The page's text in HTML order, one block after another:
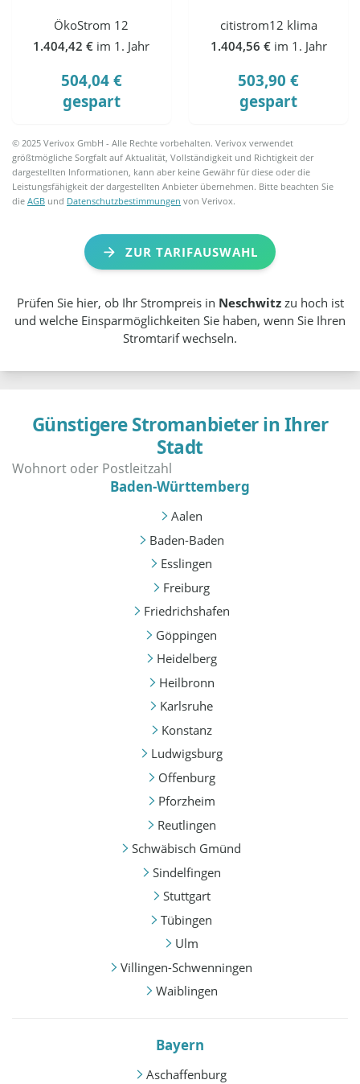
ÖkoStrom 12
1.404,42 € im 1. Jahr
504,04 €
gespart
citistrom12 klima
1.404,56 € im 1. Jahr
503,90 €
gespart
© 2025 Verivox GmbH - Alle Rechte vorbehalten. Verivox verwendet
größtmögliche Sorgfalt auf Aktualität, Vollständigkeit und Richtigkeit der
dargestellten Informationen, kann aber keine Gewähr für diese oder die
Leistungsfähigkeit der dargestellten Anbieter übernehmen. Bitte beachten Sie
dieAGB und Datenschutzbestimmungen von Verivox.
ZUR TARIFAUSWAHL
Prüfen Sie hier, ob Ihr Strompreis in Neschwitzzu hoch ist
und welche Einsparmöglichkeiten Sie haben, wenn Sie Ihren
Stromtarif wechseln.
Günstigere Stromanbieter in Ihrer
Stadt
Baden-Württemberg
Aalen
Baden-Baden
Esslingen
Freiburg
Friedrichshafen
Göppingen
Heidelberg
Heilbronn
Karlsruhe
Konstanz
Ludwigsburg
Offenburg
Pforzheim
Reutlingen
Schwäbisch Gmünd
Sindelfingen
Stuttgart
Tübingen
Ulm
Villingen-Schwenningen
Waiblingen
Bayern
Aschaffenburg